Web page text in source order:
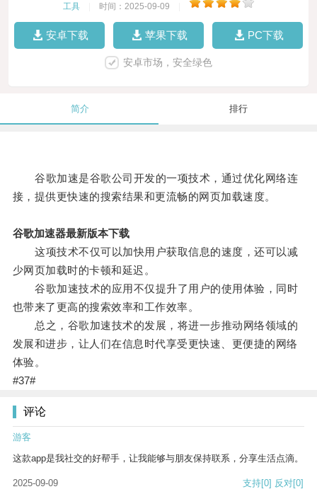
工具 时间：2025-09-09
安卓下载 苹果下载 PC下载
安卓市场，安全绿色
简介 排行
谷歌加速是谷歌公司开发的一项技术，通过优化网络连
接，提供更快速的搜索结果和更流畅的网页加载速度。
谷歌加速器最新版本下载
这项技术不仅可以加快用户获取信息的速度，还可以减
少网页加载时的卡顿和延迟。
谷歌加速技术的应用不仅提升了用户的使用体验，同时
也带来了更高的搜索效率和工作效率。
总之，谷歌加速技术的发展，将进一步推动网络领域的
发展和进步，让人们在信息时代享受更快速、更便捷的网络
体验。
#37#
评论
游客
这款app是我社交的好帮手，让我能够与朋友保持联系，分享生活点滴。
2025-09-09 支持[0] 反对[0]